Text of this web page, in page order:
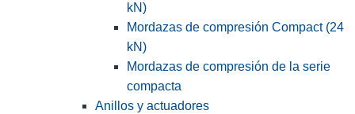
kN)
Mordazas de compresión Compact (24
kN)
Mordazas de compresión de la serie
compacta
Anillos y actuadores